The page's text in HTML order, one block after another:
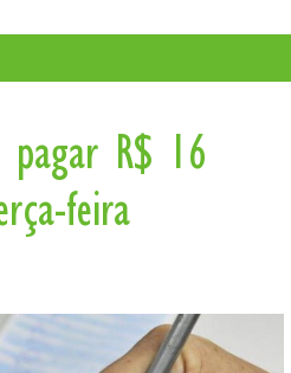
pagar R$ 16
feira